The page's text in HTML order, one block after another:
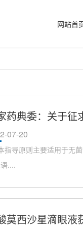
网站首
药典委：关于征
07-20
指导原则主要适用于无
....
莫西沙星滴眼液